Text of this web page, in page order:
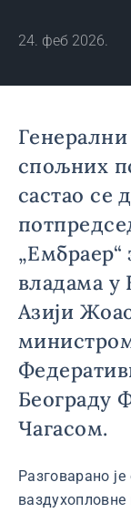
24. феб 2026.
спољних
састао се
владама у
Азији
Београду
Чагасом.
Разговарано
ваздухопловне